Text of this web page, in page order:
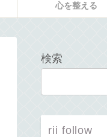
心を整える
検索
rii follow